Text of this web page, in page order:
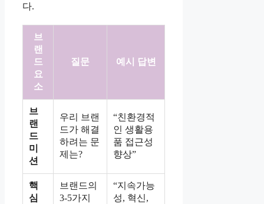
다.
브
랜
드
요
소
질문 예시 답변
브
랜
드
미
션
우리 브랜
드가 해결
하려는 문
제는?
“친환경적
인 생활용
품 접근성
향상”
핵
심
브랜드의
3-5가지
“지속가능
성, 혁신,